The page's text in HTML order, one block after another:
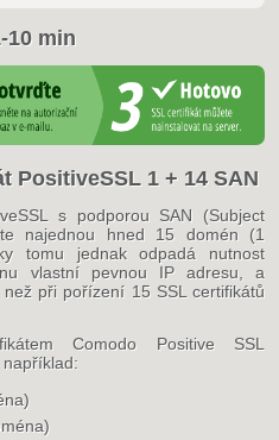
10 min
PositiveSSL 1 + 14 SAN
s podporou SAN (Subject
najednou hned 15 domén (1
tomu jednak odpadá nutnost
vlastní pevnou IP adresu, a
při pořízení 15 SSL certifikátů
Comodo Positive SSL